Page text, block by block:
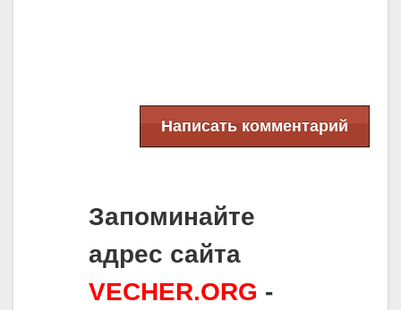
Написать комментарий
Запоминайте
адрес сайта
VECHER.ORG -